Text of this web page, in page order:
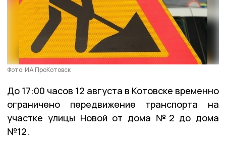
Фото: ИА ПроКотовск
До 17:00 часов 12 августа в Котовске временно
ограничено передвижение транспорта на
участке улицы Новой от дома №2 до дома
№12.